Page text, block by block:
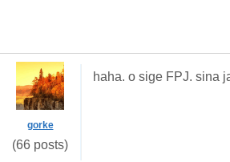
gorke
(66 posts)
haha. o sige FPJ. sina